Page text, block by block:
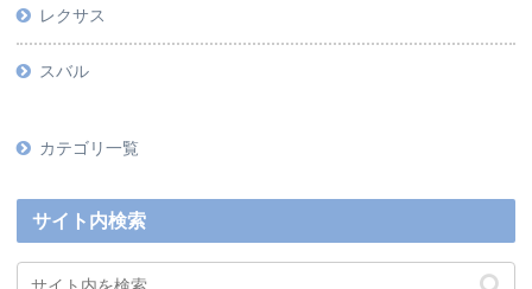
レクサス
スバル
カテゴリ一覧
サイト内検索